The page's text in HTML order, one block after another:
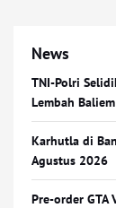
News
TNI-Polri
Lembah Baliem
Karhutla di
Agustus 2026
Pre-order GTA